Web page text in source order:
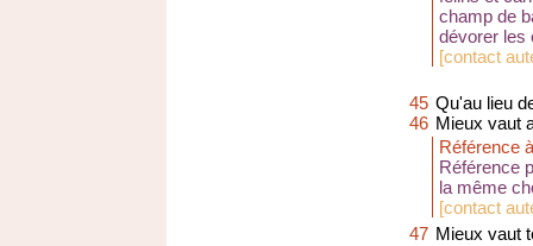
champ de
dévorer les
[contact
45 Qu'au lieu
46 Mieux vaut
Référence
Référence
la même
[contact
47 Mieux vaut